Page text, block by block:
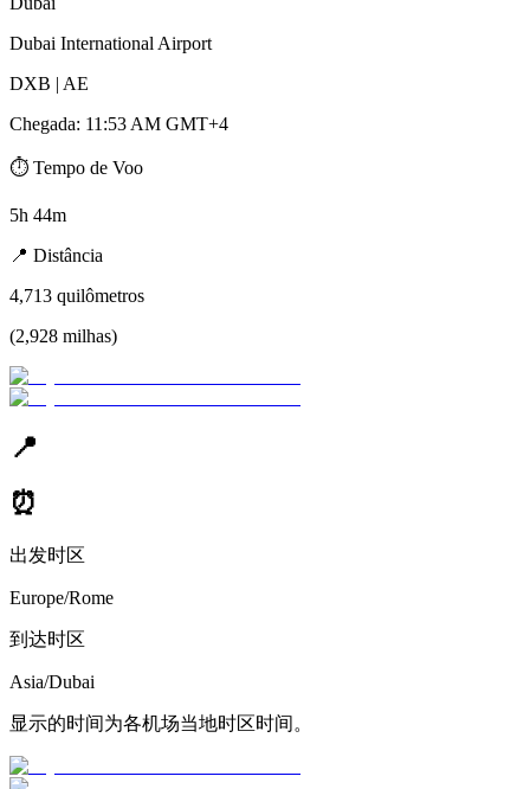
Dubai International Airport
DXB | AE
Chegada: 11:53 AM GMT+4
⏱️ Tempo de Voo
5h 44m
📍 Distância
4,713 quilômetros
(2,928 milhas)
📍
⏰
出发时区
Europe/Rome
到达时区
Asia/Dubai
显示的时间为各机场当地时区时间。